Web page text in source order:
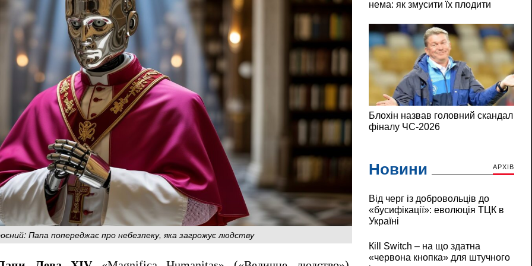
Папа попереджає про небезпеку, яка загрожує людству
Новини АРХІВ
Від черг із добровольців до
«бусифікації»: еволюція ТЦК в
Україні
Кill Switch – на що здатна
«червона кнопка» для штучного